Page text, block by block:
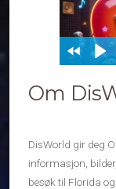
Om
DisWorld gir deg
informasjon,
besøk til Florida